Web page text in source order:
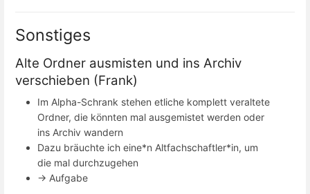
Sonstiges
Alte Ordner ausmisten und ins Archiv
verschieben (Frank)
Im Alpha-Schrank stehen etliche komplett veraltete
Ordner, die könnten mal ausgemistet werden oder
ins Archiv wandern
Dazu bräuchte ich eine*n Altfachschaftler*in, um
die mal durchzugehen
→ Aufgabe